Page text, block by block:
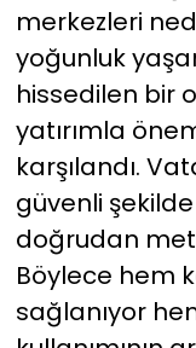
merkezleri
yoğunluk
hissedilen bir
yatırımla
karşılandı.
güvenli
doğrudan
Böylece hem
sağlanıyor